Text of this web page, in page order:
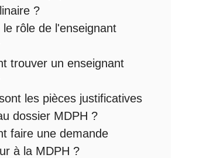
?
le rôle de l'enseignant
trouver un enseignant
les pièces justificatives
dossier MDPH ?
faire une demande
à la MDPH ?